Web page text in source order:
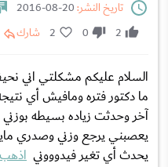
تاريخ النشر:
2
0
2 شارك
السلام عليكم مشكلتي اني
ما دكتور فتره ومافيش أي
آخر وحدثت زياده بسيطه
يعصبني يرجع وزني وصدري
يحدث أي تغير فيدوووني